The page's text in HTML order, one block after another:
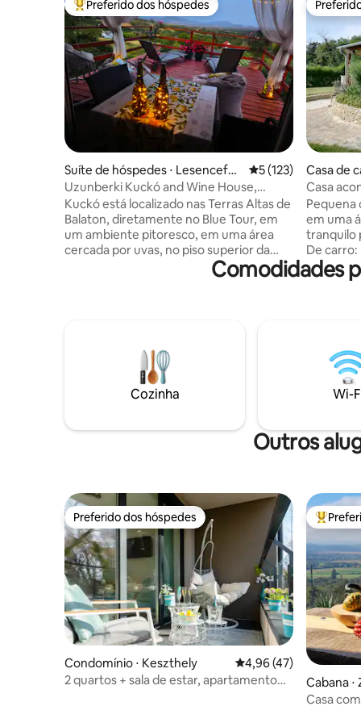
Entre os melhores preferidos dos hóspedes
Preferido dos hóspedes
Suíte de hóspedes ⋅ Lesencefal
u
5 de uma avaliação
5 (123)
Uzunberki Kuckó and Wine House,
Balaton Uplands
Kuckó está localizado nas Terras Altas de
Balaton, diretamente no Blue Tour, em
um ambiente pitoresco, em uma área
cercada por uvas, no piso superior da
nossa pequena Casa do Vinho da Família,
o que torna seus vinhos "natureza" de
ar condicionado aquecido e aquecedores
elétricos, você pode desfrutar da
magnífica vista panorâmica no inverno
ou dos muitos pontos turísticos da
breve!
Casa de
Casa
rural
Pequena
em uma
tranquilo
De carro:
minutos e
que você
jardim com
com
Comodidades
Cozinha Wi-
Outros
Preferido dos hóspedes
Preferido dos hóspedes
Condomínio ⋅ Keszthely 4,96 de uma
4,96 (47)
2 quartos + sala de estar, apartamento
Entre
Cabana ⋅
Casa